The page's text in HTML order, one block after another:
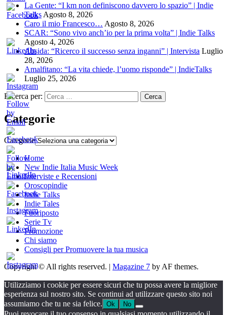
La Gente: “I km non definiscono davvero lo spazio” | Indie
Talks Agosto 8, 2026
Caro il mio Francesco… Agosto 8, 2026
SCAR: “Sono vivo anch’io per la prima volta” | Indie Talks
Agosto 4, 2026
Absida: “Ricerco il successo senza inganni” | Intervista Luglio
28, 2026
Amalfitano: “La vita chiede, l’uomo risponde” | IndieTalks
Luglio 25, 2026
Ricerca per:
Categorie
Categorie
Home
New Indie Italia Music Week
Interviste e Recensioni
Oroscopindie
Indie Talks
Indie Tales
Fuoriposto
Serie Tv
Promozione
Chi siamo
Consigli per Promuovere la tua musica
Copyright © All rights reserved. | Magazine 7 by AF themes.
Utilizziamo i cookie per essere sicuri che tu possa avere la migliore
esperienza sul nostro sito. Se continui ad utilizzare questo sito noi
assumiamo che tu ne sia felice. Ok No